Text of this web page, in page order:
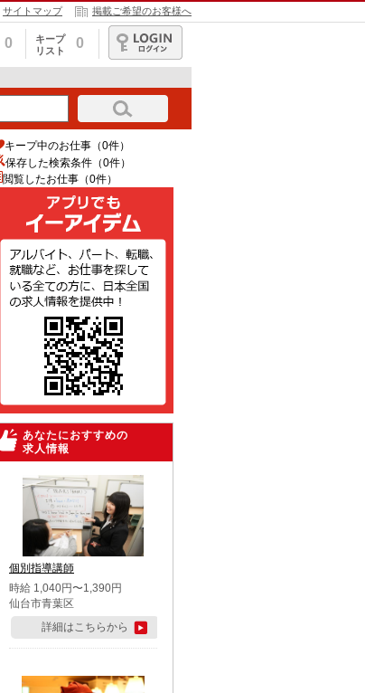
サイトマップ 掲載ご希望のお客様へ
0
キープ
リスト
0
ログイン
キープ中のお仕事（0件）
保存した検索条件（0件）
閲覧したお仕事（0件）
あなたにおすすめの
求人情報
個別指導講師
時給 1,040円〜1,390円
仙台市青葉区
詳細はこちらから